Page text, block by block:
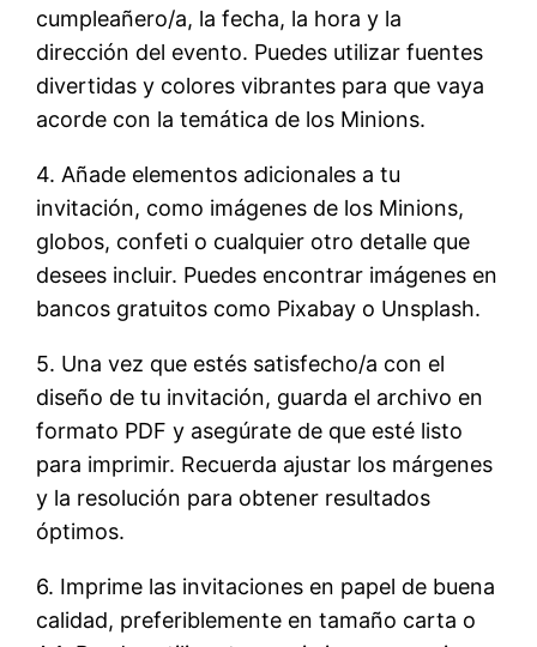
cumpleañero/a, la fecha, la hora y la
dirección del evento. Puedes utilizar fuentes
divertidas y colores vibrantes para que vaya
acorde con la temática de los Minions.
4. Añade elementos adicionales a tu
invitación, como imágenes de los Minions,
globos, confeti o cualquier otro detalle que
desees incluir. Puedes encontrar imágenes en
bancos gratuitos como Pixabay o Unsplash.
5. Una vez que estés satisfecho/a con el
diseño de tu invitación, guarda el archivo en
formato PDF y asegúrate de que esté listo
para imprimir. Recuerda ajustar los márgenes
y la resolución para obtener resultados
óptimos.
6. Imprime las invitaciones en papel de buena
calidad, preferiblemente en tamaño carta o